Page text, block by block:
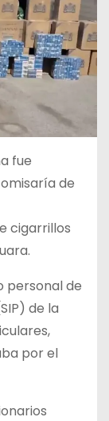
fue
de
cigarrillos
personal de
de la
por el